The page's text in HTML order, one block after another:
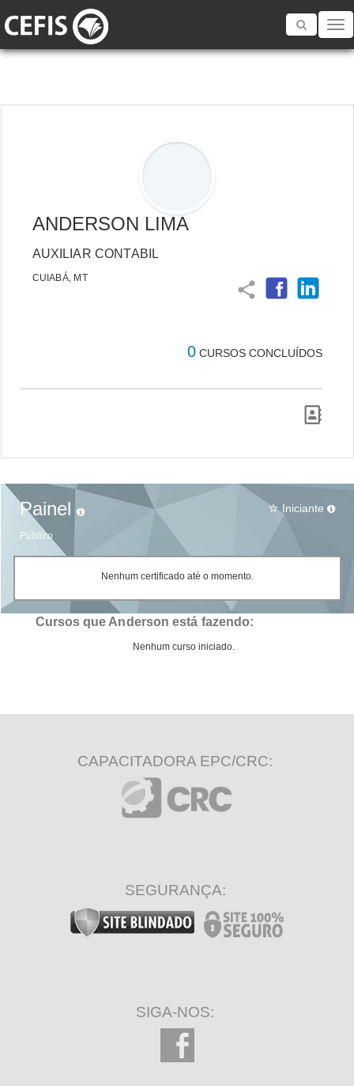
Toggle
ANDERSON LIMA
AUXILIAR CONTABIL
CUIABÁ, MT
share
0 CURSOS CONCLUÍDOS
Painel
Público
star_border Iniciante
Nenhum certificado até o momento.
Cursos que Anderson está fazendo:
Nenhum curso iniciado.
CAPACITADORA EPC/CRC:
SEGURANÇA:
SIGA-NOS: